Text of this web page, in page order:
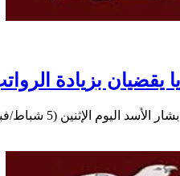
بزيادة الرواتب
المرسومين التشريعيين رقم (7) و(8) القاضيين بإضافة نسبة 50…